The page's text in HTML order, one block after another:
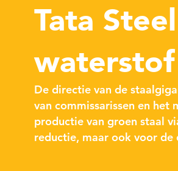
Tata
waterstof
De directie van de
van commissarissen en
productie van groen staal
reductie, maar ook voor de